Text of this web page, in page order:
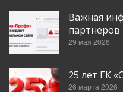
Важная
29 мая 2026
25 лет ГК
26 марта 2026